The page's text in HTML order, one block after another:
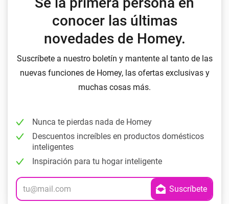
conocer las últimas
novedades de Homey.
Suscríbete a nuestro boletín y mantente al tanto de las
nuevas funciones de Homey, las ofertas exclusivas y
muchas cosas más.
Nunca te pierdas nada de Homey
Descuentos increíbles en productos domésticos
inteligentes
Inspiración para tu hogar inteligente